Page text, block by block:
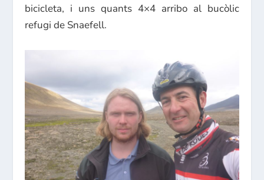
bicicleta, i uns quants 4×4 arribo al bucòlic
refugi de Snaefell.